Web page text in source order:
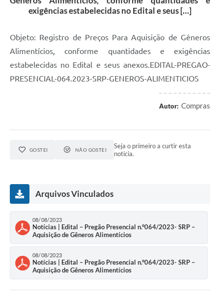
exigências estabelecidas no Edital e seus […]
Objeto: Registro de Preços Para Aquisição de Gêneros
Alimentícios, conforme quantidades e exigências
estabelecidas no Edital e seus anexos.EDITAL-PREGAO-
PRESENCIAL-064.2023-SRP-GENEROS-ALIMENTICIOS
Autor: Compras
GOSTEI NÃO GOSTEI
Seja o primeiro a curtir esta
notícia.
Arquivos Vinculados
08/08/2023
Notícias | Edital – Pregão Presencial n.°064/2023- SRP –
Aquisição de Gêneros Alimentícios
08/08/2023
Notícias | Edital – Pregão Presencial n.°064/2023- SRP –
Aquisição de Gêneros Alimentícios